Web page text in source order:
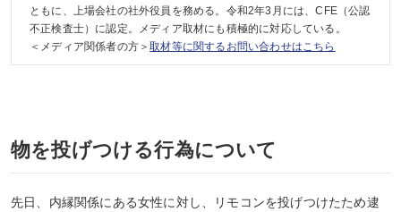
ともに、上場会社の社外役員を務める。令和2年3月には、CFE（公認
不正検査士）に認定。メディア取材にも積極的に対応している。
＜メディア関係者の方＞取材等に関するお問い合わせはこちら
物を投げつける行為について
先日、内縁関係にある女性に対し、リモコンを投げつけたため逮